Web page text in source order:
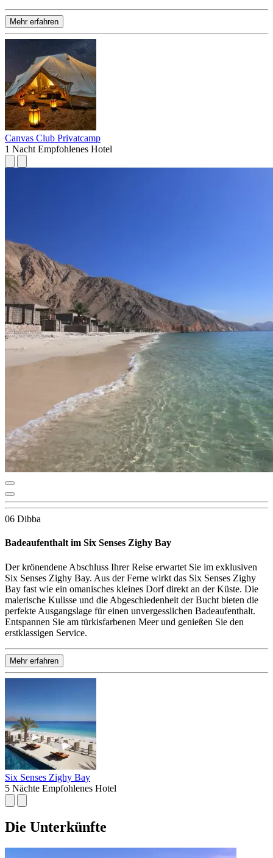
Mehr erfahren
Canvas Club Privatcamp
1 Nacht Empfohlenes Hotel
06 Dibba
Badeaufenthalt im Six Senses Zighy Bay
Der krönendene Abschluss Ihrer Reise erwartet Sie im exklusiven
Six Senses Zighy Bay. Aus der Ferne wirkt das Six Senses Zighy
Bay fast wie ein omanisches kleines Dorf direkt an der Küste. Die
malerische Kulisse und die Abgeschiedenheit der Bucht bieten die
perfekte Ausgangslage für einen unvergesslichen Badeaufenthalt.
Entspannen Sie am türkisfarbenen Meer und genießen Sie den
erstklassigen Service.
Mehr erfahren
Six Senses Zighy Bay
5 Nächte Empfohlenes Hotel
Die Unterkünfte